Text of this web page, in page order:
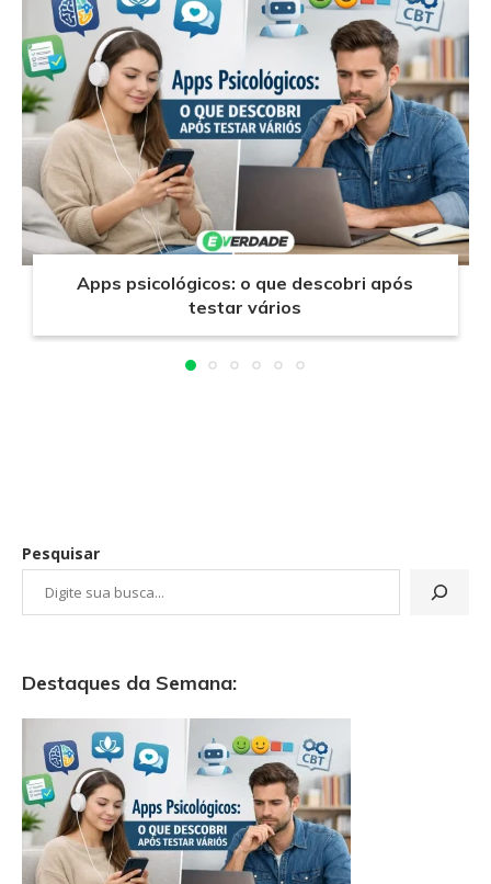
Apps psicológicos: o que descobri após
testar vários
Pesquisar
Destaques da Semana: